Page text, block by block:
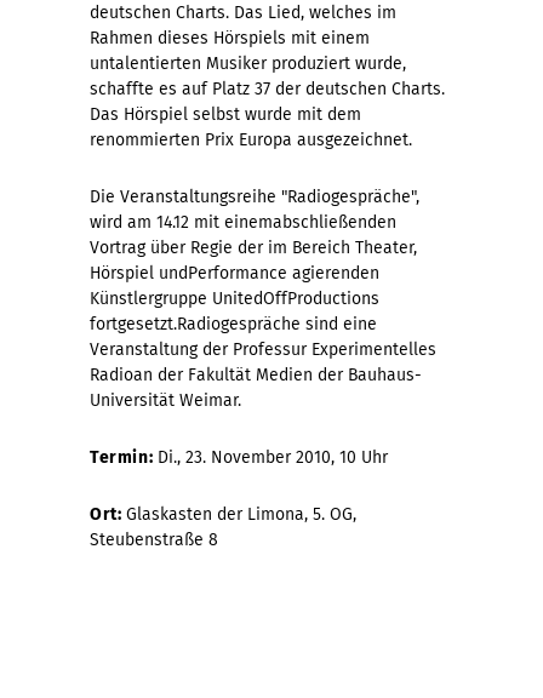
deutschen Charts. Das Lied, welches im
Rahmen dieses Hörspiels mit einem
untalentierten Musiker produziert wurde,
schaffte es auf Platz 37 der deutschen Charts.
Das Hörspiel selbst wurde mit dem
renommierten Prix Europa ausgezeichnet.
Die Veranstaltungsreihe "Radiogespräche",
wird am 14.12 mit einemabschließenden
Vortrag über Regie der im Bereich Theater,
Hörspiel undPerformance agierenden
Künstlergruppe UnitedOffProductions
fortgesetzt.Radiogespräche sind eine
Veranstaltung der Professur Experimentelles
Radioan der Fakultät Medien der Bauhaus-
Universität Weimar.
Termin: Di., 23. November 2010, 10 Uhr
Ort: Glaskasten der Limona, 5. OG,
Steubenstraße 8